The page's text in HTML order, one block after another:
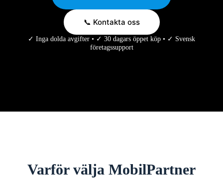
📞 Kontakta oss
✓ Inga dolda avgifter • ✓ 30 dagars öppet köp • ✓ Svensk
företagssupport
Varför välja MobilPartner